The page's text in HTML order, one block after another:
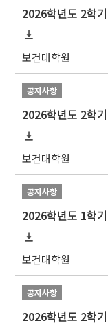
보건대학원
공지사항
보건대학원
공지사항
보건대학원
공지사항